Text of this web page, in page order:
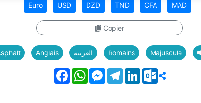
Euro USD DZD TND CFA MAD
Copier
Anglais العربية Romains Majuscule
FacebookWhatsAppMessenger
Telegram
LinkedInOutlook.com